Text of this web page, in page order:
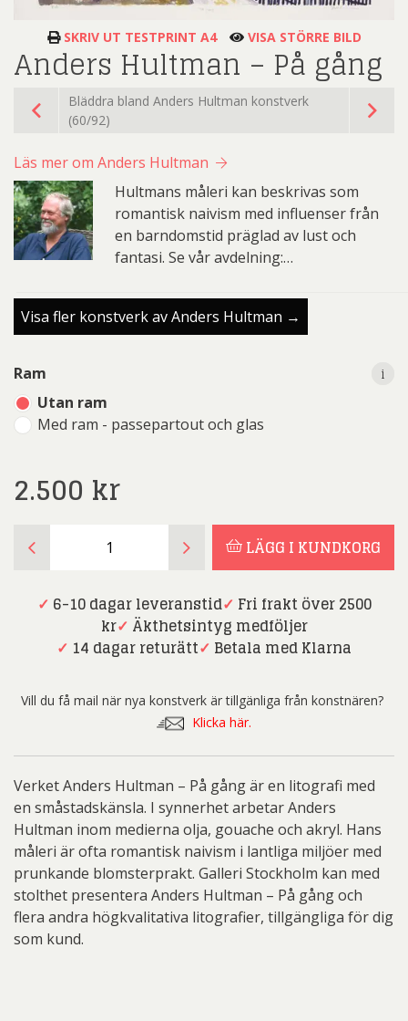
SKRIV UT TESTPRINT A4 VISA STÖRRE BILD
Anders Hultman – På gång
Bläddra bland Anders Hultman konstverk
(60/92)
Läs mer om Anders Hultman
Hultmans måleri kan beskrivas som
romantisk naivism med influenser från
en barndomstid präglad av lust och
fantasi. Se vår avdelning:…
Visa fler konstverk av Anders Hultman →
Ram
Utan ram
Med ram - passepartout och glas
i
2.500 kr
i
Hultman
mängd
LÄGG I KUNDKORG
✓ 6-10 dagar leveranstid✓ Fri frakt över 2500
kr✓ Äkthetsintyg medföljer
✓ 14 dagar returätt✓ Betala med Klarna
Vill du få mail när nya konstverk är tillgänliga från konstnären?
Klicka här.
Verket Anders Hultman – På gång är en litografi med
en småstadskänsla. I synnerhet arbetar Anders
Hultman inom medierna olja, gouache och akryl. Hans
måleri är ofta romantisk naivism i lantliga miljöer med
prunkande blomsterprakt. Galleri Stockholm kan med
stolthet presentera Anders Hultman – På gång och
flera andra högkvalitativa litografier, tillgängliga för dig
som kund.